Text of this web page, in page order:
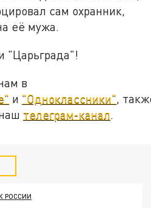
сам охранник,
её мужа.
"Царьграда"!
в
и "Одноклассники" ,
телеграм-канал
РОССИИ